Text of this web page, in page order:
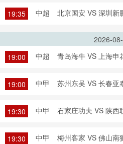
19:35 中超 北京国安 VS 深圳新
2026-
19:00
中超 青岛海牛 VS 上海申
19:00 中甲 苏州东吴 VS 长春亚
19:30 中甲 石家庄功夫 VS 陕西
19:30 中甲 梅州客家 VS 佛山南